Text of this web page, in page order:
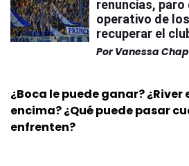
renuncias, paro
operativo de
recuperar el
Por Vanessa
¿Boca le puede ganar?
encima? ¿Qué puede pasar
enfrenten?